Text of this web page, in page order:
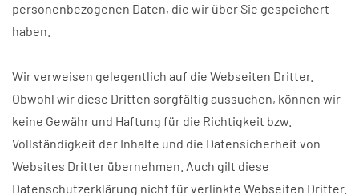
personenbezogenen Daten, die wir über Sie gespeichert
haben.
Wir verweisen gelegentlich auf die Webseiten Dritter.
Obwohl wir diese Dritten sorgfältig aussuchen, können wir
keine Gewähr und Haftung für die Richtigkeit bzw.
Vollständigkeit der Inhalte und die Datensicherheit von
Websites Dritter übernehmen. Auch gilt diese
Datenschutzerklärung nicht für verlinkte Webseiten Dritter.